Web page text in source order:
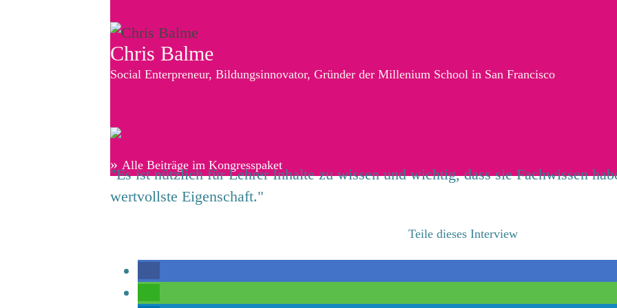
Chris Balme
Social Enterpreneur, Bildungsinnovator, Gründer der Millenium School in San Francisco
» Alle Beiträge im Kongresspaket
"Es ist nützlich für Lehrer Inhalte zu wissen und wichtig, dass sie Fachwissen
wertvollste Eigenschaft."
Teile dieses Interview